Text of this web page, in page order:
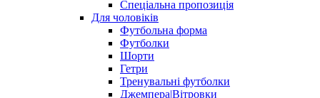
Спеціальна пропозиція
Для чоловіків
Футбольна форма
Футболки
Шорти
Гетри
Тренувальні футболки
Джемпера|Вітровки